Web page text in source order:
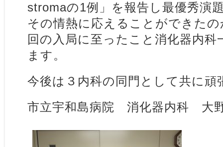
stromaの1例」を報告し最優秀演
その情熱に応えることができた
回の入局に至ったこと消化器内
ます。
今後は３内科の同門として共に頑
市立宇和島病院 消化器内科 大